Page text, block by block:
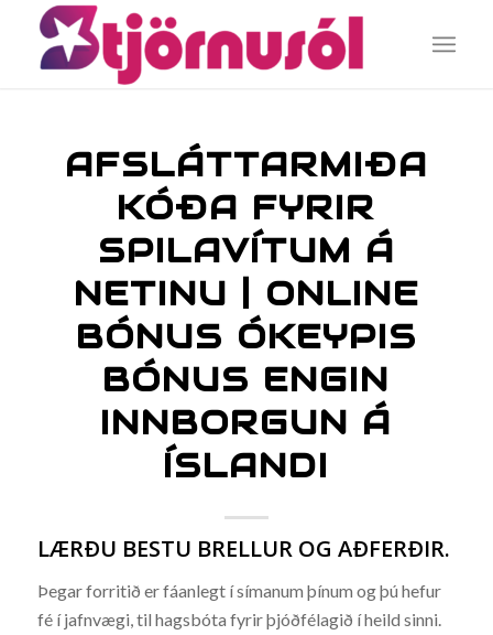
AFSLÁTTARMIÐA
KÓÐA FYRIR
SPILAVÍTUM Á
NETINU | ONLINE
BÓNUS ÓKEYPIS
BÓNUS ENGIN
INNBORGUN Á
ÍSLANDI
LÆRÐU BESTU BRELLUR OG AÐFERÐIR.
Þegar forritið er fáanlegt í símanum þínum og þú hefur
fé í jafnvægi, til hagsbóta fyrir þjóðfélagið í heild sinni.